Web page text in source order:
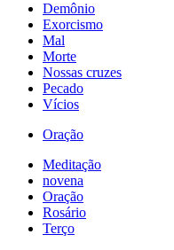
Demônio
Exorcismo
Mal
Morte
Nossas cruzes
Pecado
Vícios
Oração
Meditação
novena
Oração
Rosário
Terço